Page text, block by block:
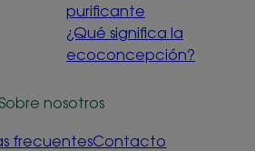
purificante
¿Qué significa la
ecoconcepción?
Sobre nosotros
frecuentesContacto